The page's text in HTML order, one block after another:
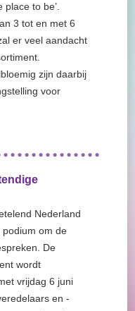
to be’.
3 tot en met 6
er veel aandacht
zijn daarbij
voor
Nederland
om de
De
wordt
vrijdag 6 juni
en -